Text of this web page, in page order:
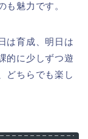
も魅力です。
は育成、明日は
的に少しずつ遊
どちらでも楽し